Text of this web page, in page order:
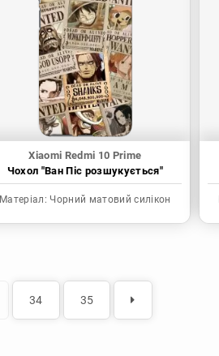
Xiaomi Redmi 10 Prime
Чохол "Ван Піс розшукується"
Матеріал: Чорний матовий силікон
34 35